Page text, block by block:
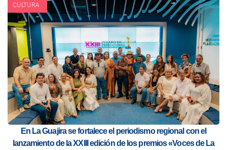
CULTURA
En La Guajira se fortalece el periodismo regional con el
lanzamiento de la XXIII edición de los premios «Voces de La